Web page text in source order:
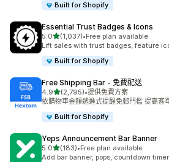
Built for Shopify
Essential Trust Badges & Icons
5.0滿分 5 顆星
(1,037)
共有 1037 則評價
•Free plan available
Lift sales with trust badges, feature
Built for Shopify
Free Shipping Bar ‑ 免費配送
4.9滿分 5 顆星
(2,795)
共有 2795 則評價
•提供免費方案
依購物車金額遞進式提醒免郵門檻 提高客
Built for Shopify
Yeps Announcement Bar Banner
5.0滿分 5 顆星
(183)
共有 183 則評價
•Free plan available
Add bar banner, pops, countdown